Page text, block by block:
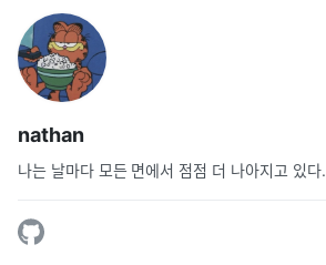
nathan
나는 날마다 모든 면에서 점점 더 나아지고 있다.